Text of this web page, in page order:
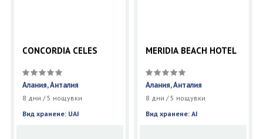
CONCORDIA CELES
Алания, Анталия
8 дни / 5 нощувки
Вид хранене: UAI
MERIDIA BEACH HOTEL
Алания, Анталия
8 дни / 5 нощувки
Вид хранене: AI